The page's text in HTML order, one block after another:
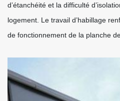
d’étanchéité et la difficulté
logement. Le travail d’habillage
de fonctionnement de la planche